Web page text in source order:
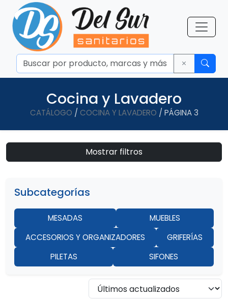
Cocina y Lavadero
CATÁLOGO / COCINA Y LAVADERO / PÁGINA 3
Mostrar filtros
Subcategorías
MESADAS
MUEBLES
ACCESORIOS Y ORGANIZADORES
GRIFERÍAS
PILETAS
SIFONES